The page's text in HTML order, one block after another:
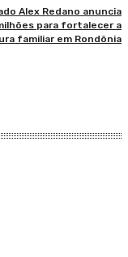
Alex Redano anuncia
para fortalecer a
familiar em Rondônia